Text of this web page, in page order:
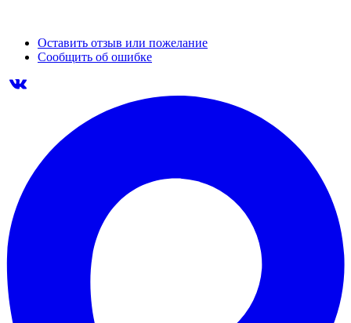
Оставить отзыв или пожелание
Сообщить об ошибке